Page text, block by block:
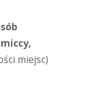
miejsc)